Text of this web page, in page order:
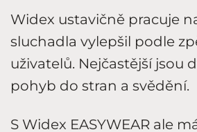
Widex ustavičně pracuje
sluchadla vylepšil podle
uživatelů. Nejčastější jsou
pohyb do stran a svědění.
S Widex EASYWEAR ale